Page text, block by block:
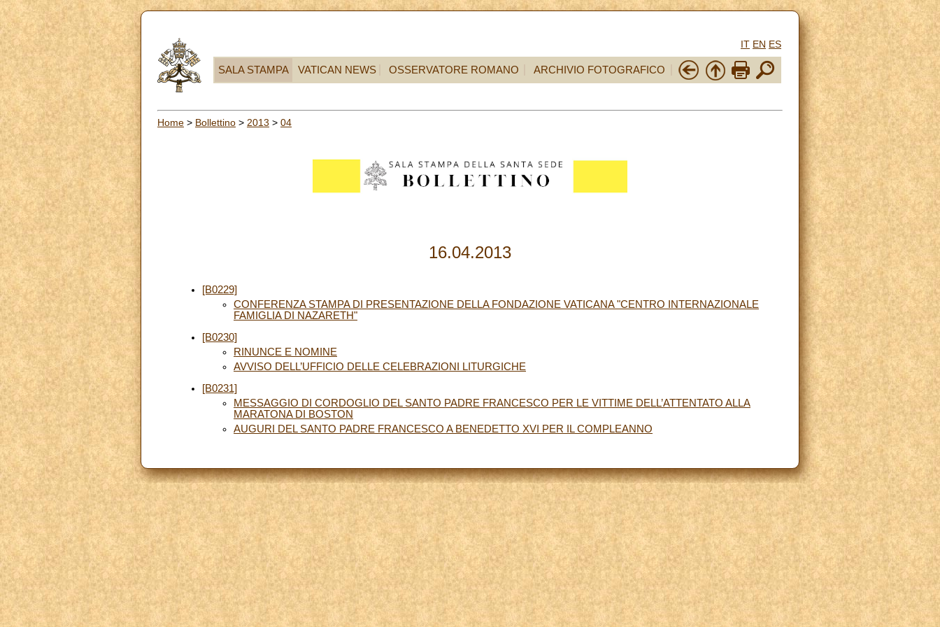
IT EN ES
SALA STAMPA VATICAN NEWS OSSERVATORE ROMANO ARCHIVIO FOTOGRAFICO
Home > Bollettino > 2013 > 04
16.04.2013
[B0229]
CONFERENZA STAMPA DI PRESENTAZIONE DELLA FONDAZIONE VATICANA "CENTRO INTERNAZIONALE
FAMIGLIA DI NAZARETH"
[B0230]
RINUNCE E NOMINE
AVVISO DELL’UFFICIO DELLE CELEBRAZIONI LITURGICHE
[B0231]
MESSAGGIO DI CORDOGLIO DEL SANTO PADRE FRANCESCO PER LE VITTIME DELL’ATTENTATO ALLA
MARATONA DI BOSTON
AUGURI DEL SANTO PADRE FRANCESCO A BENEDETTO XVI PER IL COMPLEANNO